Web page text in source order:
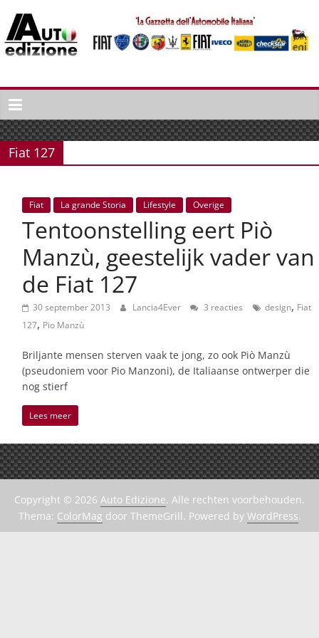
naar
inhoud
Auto
Edizione
La
Gazetta
dell'Automobile
Italiaans
autonieuws
lifestyle
Fiat 127
Fiat La grande Storia Lifestyle Overige
Tentoonstelling eert Piò
Manzù, geestelijk vader van
de Fiat 127
30 september 2013 Lancia4Ever 3 reacties design, Fiat
127, Pio Manzù
Briljante mensen sterven vaak te jong, zo ook Piò Manzù
(pseudoniem voor Pio Manzoni), de Italiaanse ontwerper die
nog stierf
Lees meer
Copyright © 2026 Auto Edizione. Alle rechten voorbehouden.
Thema: ColorMag door ThemeGrill. Powered by WordPress.